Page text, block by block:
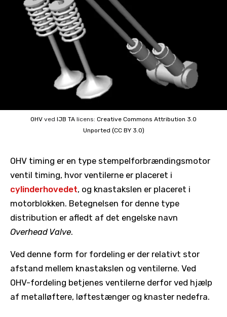
OHV ved IJB TA licens: Creative Commons Attribution 3.0
Unported (CC BY 3.0)
OHV timing er en type stempelforbrændingsmotor
ventil timing, hvor ventilerne er placeret i
cylinderhovedet, og knastakslen er placeret i
motorblokken. Betegnelsen for denne type
distribution er afledt af det engelske navn
Overhead Valve.
Ved denne form for fordeling er der relativt stor
afstand mellem knastakslen og ventilerne. Ved
OHV-fordeling betjenes ventilerne derfor ved hjælp
af metalløftere, løftestænger og knaster nedefra.